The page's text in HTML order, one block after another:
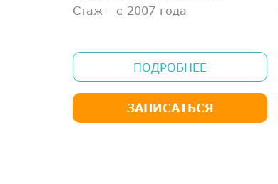
Стаж - с 2007 года
ПОДРОБНЕЕ
ЗАПИСАТЬСЯ